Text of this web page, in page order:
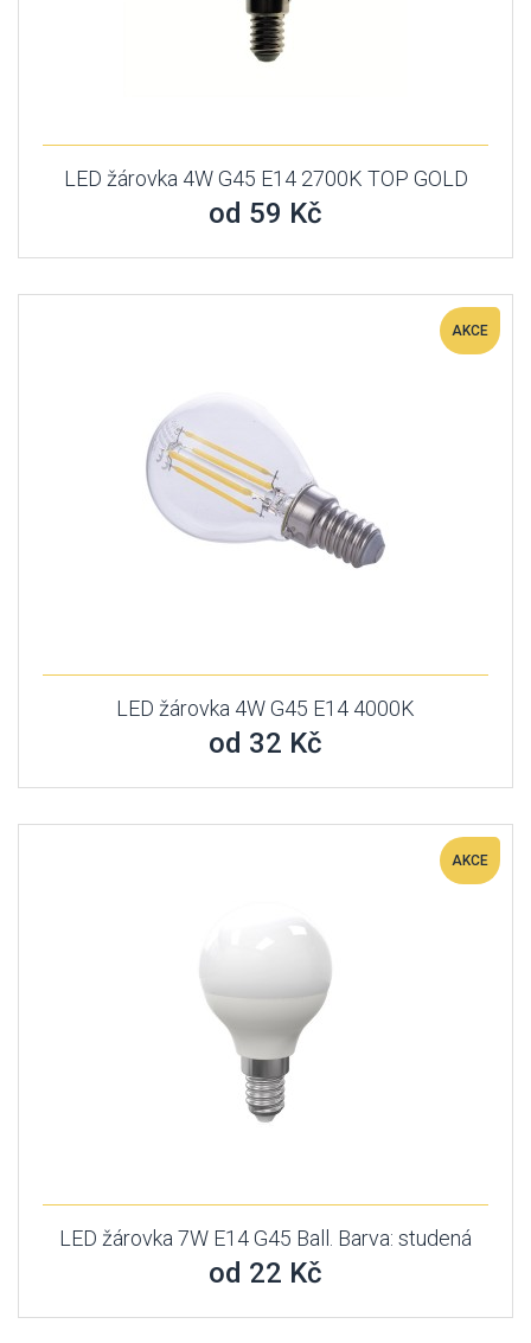
LED žárovka 4W G45 E14 2700K TOP GOLD
od 59 Kč
AKCE
LED žárovka 4W G45 E14 4000K
od 32 Kč
AKCE
LED žárovka 7W E14 G45 Ball. Barva: studená
od 22 Kč